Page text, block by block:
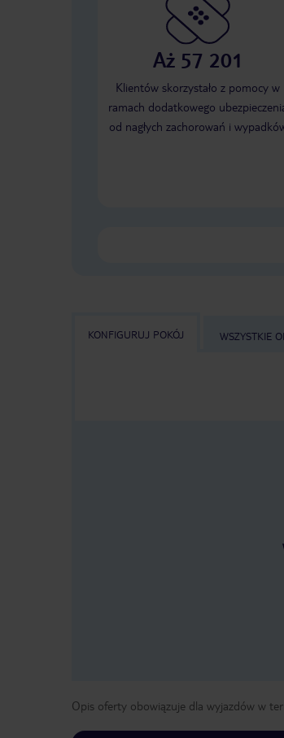
Aż 57 201
Klientów skorzystało z pomocy w
ramach dodatkowego
od nagłych zachorowań i
KONFIGURUJ POKÓJ WSZYSTKIE
Opis oferty obowiązuje dla wyjazdów w